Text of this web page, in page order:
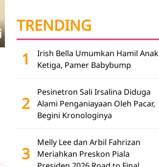
TRENDING
1
Irish Bella Umumkan Hamil Anak
Ketiga, Pamer Babybump
2
Pesinetron Sali Irsalina Diduga
Alami Penganiayaan Oleh Pacar,
Begini Kronologinya
3
Melly Lee dan Arbil Fahrizan
Meriahkan Preskon Piala